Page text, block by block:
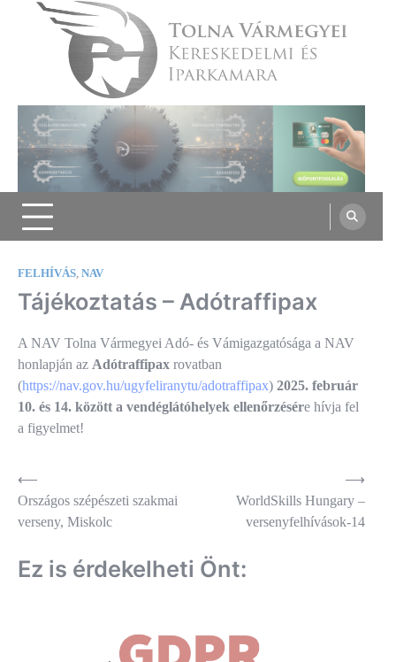
Tolna Vármegyei Kereskedelmi és
Iparkamara
FELHÍVÁS, NAV
Tájékoztatás – Adótraffipax
A NAV Tolna Vármegyei Adó- és Vámigazgatósága a NAV
honlapján az Adótraffipax rovatban
(https://nav.gov.hu/ugyfeliranytu/adotraffipax) 2025. február
10. és 14. között a vendéglátóhelyek ellenőrzésére hívja fel
a figyelmet!
Bejegyzés
navigáció
⟵
Országos szépészeti szakmai
verseny, Miskolc
WorldSkills Hungary –
versenyfelhívások-14
⟶
Ez is érdekelheti Önt: